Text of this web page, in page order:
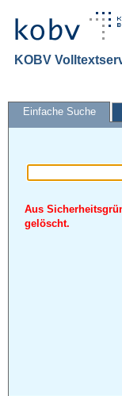
KOBV
Einfache Suche
Aus
gelöscht.